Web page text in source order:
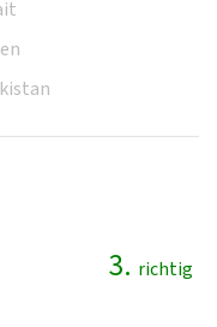
3. richtig